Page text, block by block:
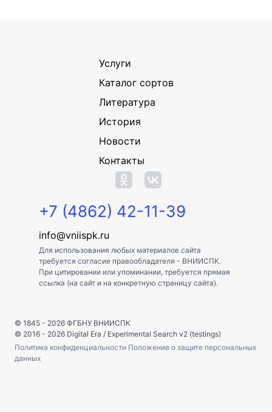
Услуги
Каталог сортов
Литература
История
Новости
Контакты
+7 (4862) 42-11-39
info@vniispk.ru
Для использования любых материалов сайта
требуется согласие правообладателя - ВНИИСПК.
При цитировании или упоминании, требуется прямая
ссылка (на сайт и на конкретную страницу сайта).
© 1845 - 2026 ФГБНУ ВНИИСПК
© 2016 - 2026 Digital Era / Experimental Search v2 (testings)
Политика конфиденциальности Положение о защите персональных
данных